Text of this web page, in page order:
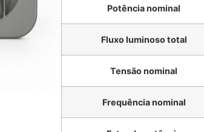
Potência nominal
Fluxo luminoso total
Tensão nominal
Frequência nominal